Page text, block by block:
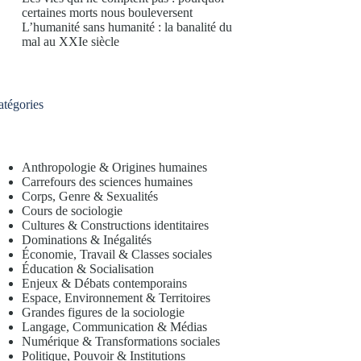
certaines morts nous bouleversent
L’humanité sans humanité : la banalité du
mal au XXIe siècle
Anthropologie & Origines humaines
Carrefours des sciences humaines
Corps, Genre & Sexualités
Cours de sociologie
Cultures & Constructions identitaires
Dominations & Inégalités
Économie, Travail & Classes sociales
Éducation & Socialisation
Enjeux & Débats contemporains
Espace, Environnement & Territoires
Grandes figures de la sociologie
Langage, Communication & Médias
Numérique & Transformations sociales
Politique, Pouvoir & Institutions